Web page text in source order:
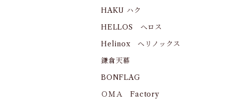
HAKU ハク
HELLOS へロス
Helinox ヘリノックス
鎌倉天幕
BONFLAG
ＯＭＡ Factory